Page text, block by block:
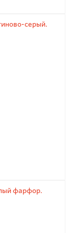
серый.
фарфор.